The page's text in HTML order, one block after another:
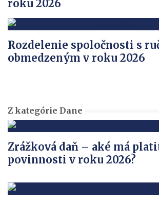
roku 2026
Rozdelenie spoločnosti s
obmedzeným v roku 2026
Z kategórie Dane
Zrážková daň – aké má
povinnosti v roku 2026?